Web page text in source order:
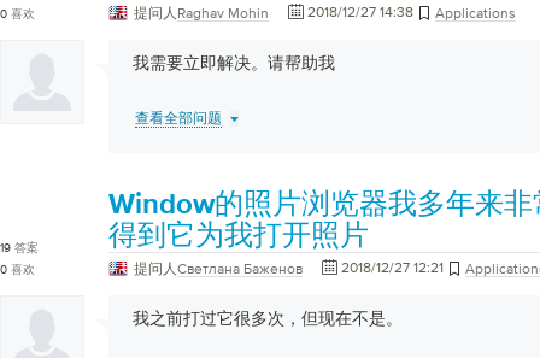
0 喜欢 提问人 Raghav Mohin 2018/12/27 14:38 Applications
我需要立即解决。请帮助我
查看全部问题
19 答案
0 喜欢
Window的照片浏览器我多年来
得到它为我打开照片
提问人Светлана Баженов 2018/12/27 12:21
我之前打过它很多次，但现在不是。